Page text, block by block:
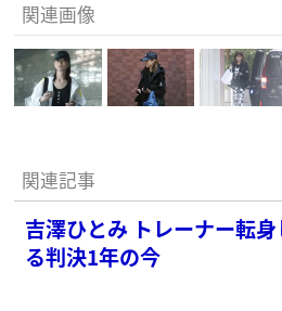
関連画像
関連記事
吉澤ひとみ トレーナー転
る判決1年の今